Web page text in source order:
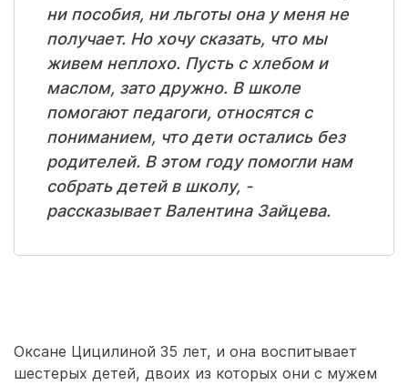
ни пособия, ни льготы она у меня не
получает. Но хочу сказать, что мы
живем неплохо. Пусть с хлебом и
маслом, зато дружно. В школе
помогают педагоги, относятся с
пониманием, что дети остались без
родителей. В этом году помогли нам
собрать детей в школу, -
рассказывает Валентина Зайцева.
Оксане Цицилиной 35 лет, и она воспитывает
шестерых детей, двоих из которых они с мужем